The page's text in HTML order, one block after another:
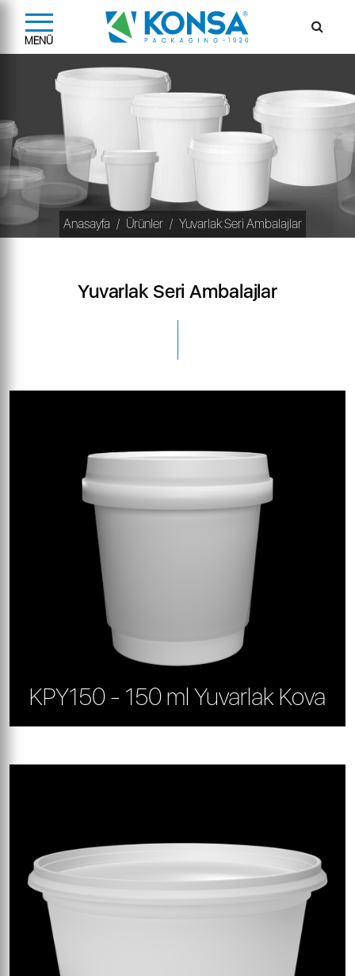
MENÜ
Anasayfa Ürünler Yuvarlak Seri Ambalajlar
Yuvarlak Seri Ambalajlar
KPY150 - 150 ml Yuvarlak Kova